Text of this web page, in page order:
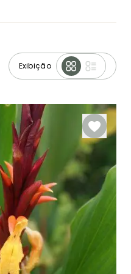
Exibição